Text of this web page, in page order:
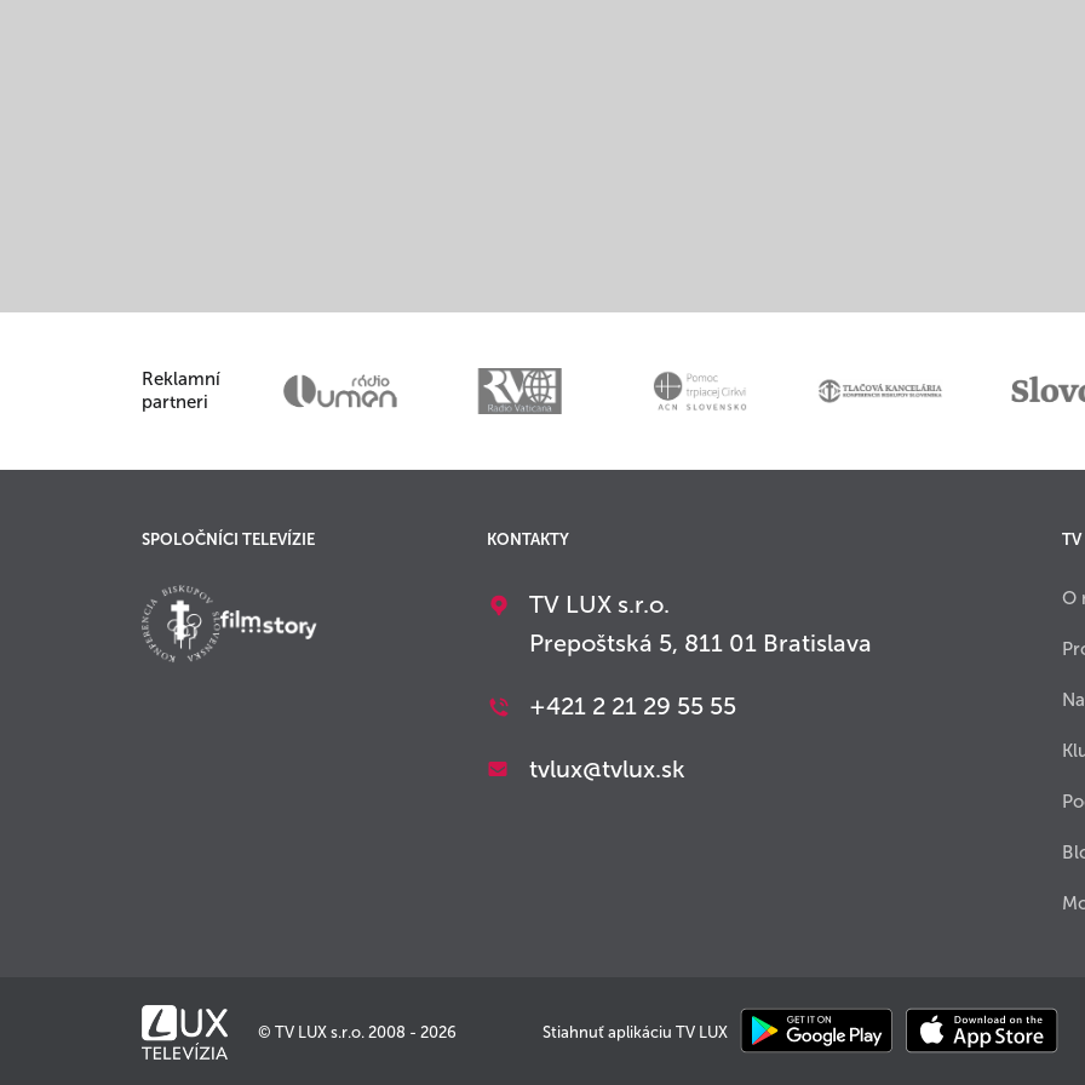
Reklamní
partneri
SPOLOČNÍCI TELEVÍZIE KONTAKTY
TV LUX s.r.o.
Prepoštská 5, 811 01 Bratislava
+421 2 21 29 55 55
tvlux@tvlux.sk
TV
O
© TV LUX s.r.o. 2008 - 2026 Stiahnuť aplikáciu TV LUX